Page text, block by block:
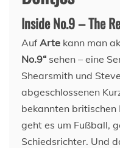
Inside No.9 – The
AufArte kann man
No.9“ sehen – eine
Shearsmith und
abgeschlossenen
bekannten britischen
geht es um Fußball,
Schiedsrichter. Und